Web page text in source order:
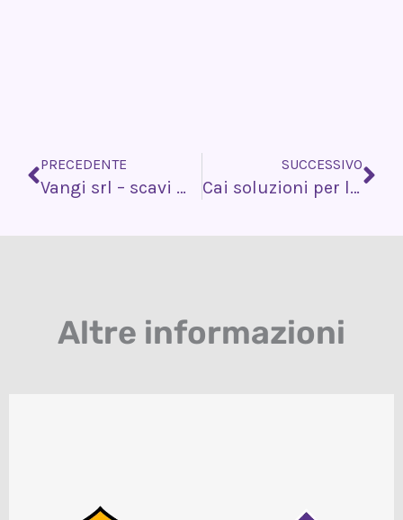
Precedente
PRECEDENTE
Vangi srl – scavi movimento terra
SUCCESSIVO
Cai soluzioni per l’udito
Altre informazioni